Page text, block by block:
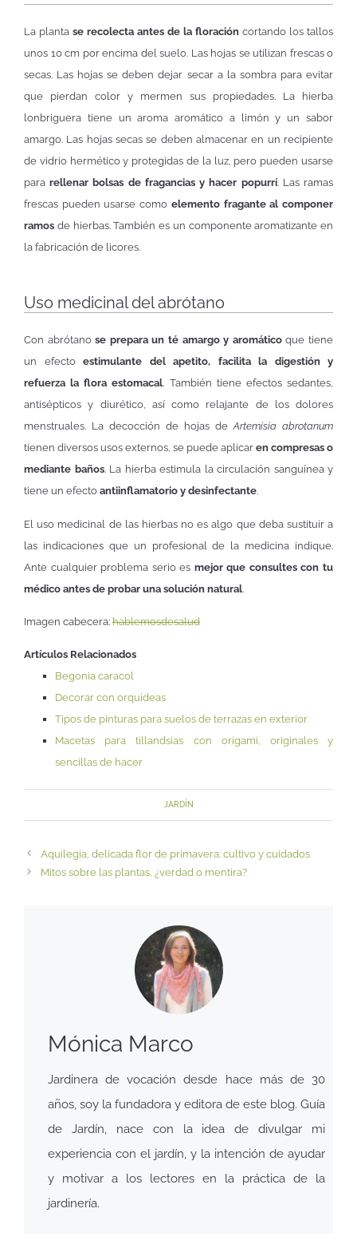
La planta se recolecta antes de la floración cortando los tallos
unos 10 cm por encima del suelo. Las hojas se utilizan frescas o
secas. Las hojas se deben dejar secar a la sombra para evitar
que pierdan color y mermen sus propiedades. La hierba
lonbriguera tiene un aroma aromático a limón y un sabor
amargo. Las hojas secas se deben almacenar en un recipiente
de vidrio hermético y protegidas de la luz, pero pueden usarse
pararellenar bolsas de fragancias y hacer popurrí. Las ramas
frescas pueden usarse como elemento fragante al componer
ramos de hierbas. También es un componente aromatizante en
la fabricación de licores.
Uso medicinal del abrótano
Con abrótanose prepara un té amargo y aromáticoque tiene
un efecto estimulante del apetito, facilita la digestión y
refuerza la flora estomacal. También tiene efectos sedantes,
antisépticos y diurético, así como relajante de los dolores
menstruales. La decocción de hojas deArtemisia abrotanum
tienen diversos usos externos, se puede aplicar en compresas o
mediante baños. La hierba estimula la circulación sanguínea y
tiene un efecto antiinflamatorio y desinfectante.
El uso medicinal de las hierbas no es algo que deba sustituir a
las indicaciones que un profesional de la medicina indique.
Ante cualquier problema serio es mejor que consultes con tu
médico antes de probar una solución natural.
Imagen cabecera: hablemosdesalud
Artículos Relacionados
Begonia caracol
Decorar con orquídeas
Tipos de pinturas para suelos de terrazas en exterior
Macetas para tillandsias con origami, originales y
sencillas de hacer
JARDÍN
Aquilegia, delicada flor de primavera: cultivo y cuidados
Mitos sobre las plantas, ¿verdad o mentira?
Mónica Marco
Jardinera de vocación desde hace más de 30
años, soy la fundadora y editora de este blog. Guía
de Jardín, nace con la idea de divulgar mi
experiencia con el jardín, y la intención de ayudar
y motivar a los lectores en la práctica de la
jardinería.